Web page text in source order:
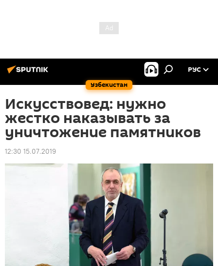
Узбекистан
РУС
Искусствовед: нужно
жестко наказывать за
уничтожение памятников
12:30 15.07.2019